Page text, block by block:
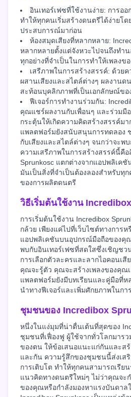
อินเทอร์เฟซที่ใช้งานง่าย: การอ
ทำให้ทุกคนเริ่มสร้างดนตรีได้ง่ายโด
ประสบการณ์มาก่อน
ห้องสมุดเสียงที่หลากหลาย:
หลากหลายตั้งแต่จังหวะไปจนถึงทำ
ทุกอย่างที่จำเป็นในการทำให้เพลงข
เสรีภาพในการสร้างสรรค์: ด้วย
ผสานเสียงและสไตล์ต่างๆ ผลงาน
สะท้อนบุคลิกภาพที่เป็นเอกลักษณ์ข
ฟีเจอร์การทำงานร่วมกัน:
คุณแชร์ผลงานกับเพื่อนๆ และร่วมมื
กระตุ้นให้เกิดความคิดสร้างสรรค์ม
แพลตฟอร์มยังสนับสนุนการทดลอง
กับเสียงและสไตล์ต่างๆ จนกว่าจะพ
ความเสรีภาพในการสร้างสรรค์นี้คือ
Sprunkosc แตกต่างจากแอปพลิเค
มันเป็นสิ่งที่จำเป็นต้องลองสำหรับทุ
ของการผลิตดนตรี
วิธีเริ่มต้นใช้งาน
การเริ่มต้นใช้งาน Incredibox
กล้วย เพียงแค่ไปที่เว็บไซต์ทางการ
แอปพลิเคชันบนอุปกรณ์มือถือของคุ
พบกับอินเทอร์เฟซที่สดใสซึ่งเชิญชว
การเลือกตัวละครและลากไอคอนเ
คุณจะรู้ตัว คุณจะสร้างเพลงของคุณ
แพลตฟอร์มยังมีบทเรียนและคู่มือที่ห
นำทางฟีเจอร์และเพิ่มศักยภาพในก
ชุมชนของ Incredibox
หนึ่งในแง่มุมที่น่าตื่นเต้นที่สุดของ
ชุมชนที่เฟื่องฟู ผู้ใช้จากทั่วโลกมาร
ของตน ให้ข้อเสนอแนะแก่กันและส
และกัน ความรู้สึกของชุมชนนี้ส่งเส
การเติบโต ทำให้ทุกคนสามารถเรีย
แนวคิดทางดนตรีใหม่ๆ ไม่ว่าคุณจะ
ของคุณหรือกำลังมองหาแรงบันดา